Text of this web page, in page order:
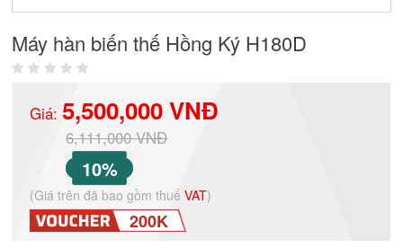
Máy hàn biến thế Hồng Ký H180D
Giá:5,500,000 VNĐ
6,111,000 VNĐ
10%
(Giá trên đã bao gồm thuếVAT)
200K